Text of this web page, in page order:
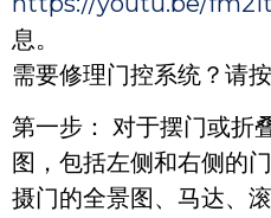
息。
需要修理门控系统？请
第一步： 对于摆门或折
图，包括左侧和右侧的
摄门的全景图、马达、滚